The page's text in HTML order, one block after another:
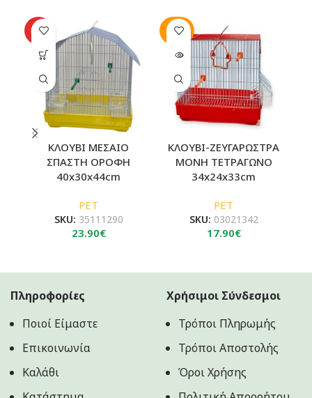
HOT
ΚΛΟΥΒΙ ΜΕΣΑΙΟ
ΣΠΑΣΤΗ ΟΡΟΦΗ
40x30x44cm
PET
SKU: 35111290
23.90€
SOLD
OUT
ΚΛΟΥΒΙ-ΖΕΥΓΑΡΩΣΤΡΑ
ΜΟΝΗ ΤΕΤΡΑΓΩΝΟ
34x24x33cm
PET
SKU: 03021342
17.90€
Πληροφορίες
Ποιοί Είμαστε
Επικοινωνία
Καλάθι
Χρήσιμοι Σύνδεσμοι
Τρόποι Πληρωμής
Τρόποι Αποστολής
Όροι Χρήσης